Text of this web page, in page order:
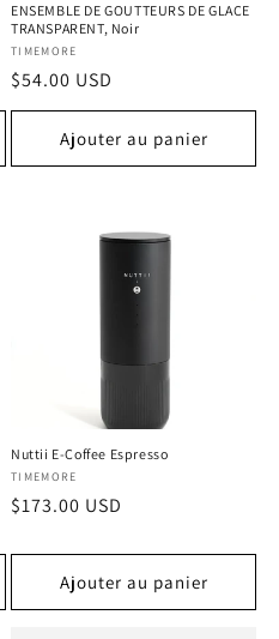
ENSEMBLE DE GOUTTEURS DE GLACE
TRANSPARENT, Noir
Fournisseur :
TIMEMORE
Prix
habituel
$54.00 USD
Ajouter au panier
Nuttii E-Coffee Espresso
Fournisseur :
TIMEMORE
Prix
$173.00 USD
Ajouter au panier